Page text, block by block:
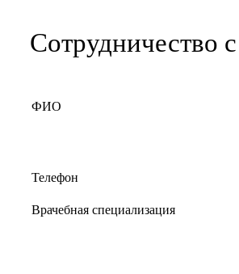
Сотрудничество